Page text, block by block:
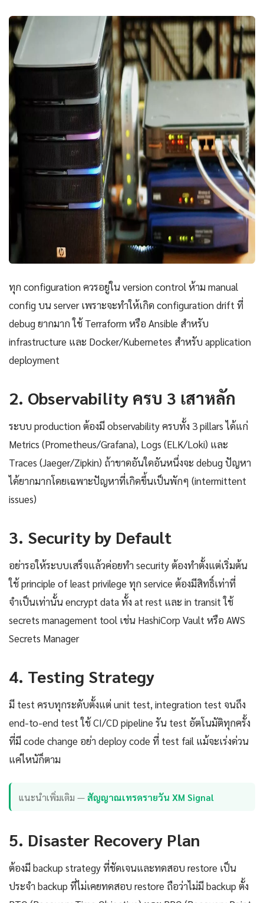
ทุก configuration ควรอยู่ใน version control ห้าม manual
config บน server เพราะจะทำให้เกิด configuration drift ที่
debug ยากมาก ใช้ Terraform หรือ Ansible สำหรับ
infrastructure และ Docker/Kubernetes สำหรับ application
deployment
2. Observability ครบ 3 เสาหลัก
ระบบ production ต้องมี observability ครบทั้ง 3 pillars ได้แก่
Metrics (Prometheus/Grafana), Logs (ELK/Loki) และ
Traces (Jaeger/Zipkin) ถ้าขาดอันใดอันหนึ่งจะ debug ปัญหา
ได้ยากมากโดยเฉพาะปัญหาที่เกิดขึ้นเป็นพักๆ (intermittent
issues)
3. Security by Default
อย่ารอให้ระบบเสร็จแล้วค่อยทำ security ต้องทำตั้งแต่เริ่มต้น
ใช้ principle of least privilege ทุก service ต้องมีสิทธิ์เท่าที่
จำเป็นเท่านั้น encrypt data ทั้ง at rest และ in transit ใช้
secrets management tool เช่น HashiCorp Vault หรือ AWS
Secrets Manager
4. Testing Strategy
มี test ครบทุกระดับตั้งแต่ unit test, integration test จนถึง
end-to-end test ใช้ CI/CD pipeline รัน test อัตโนมัติทุกครั้ง
ที่มี code change อย่า deploy code ที่ test fail แม้จะเร่งด่วน
แค่ไหนัก็ตาม
แนะนำเพิ่มเติม —สัญญาณเทรดรายวัน XM Signal
5. Disaster Recovery Plan
ต้องมี backup strategy ที่ชัดเจนและทดสอบ restore เป็น
ประจำ backup ที่ไม่เคยทดสอบ restore ถือว่าไม่มี backup ตั้ง